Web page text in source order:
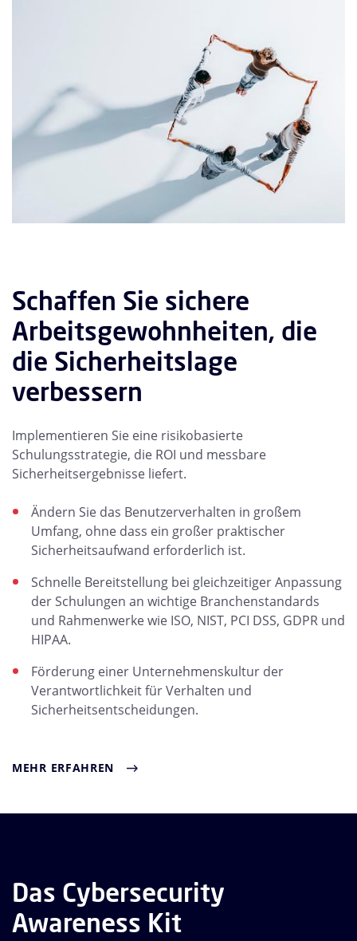
Schaffen Sie sichere
Arbeitsgewohnheiten, die
die Sicherheitslage
verbessern
Implementieren Sie eine risikobasierte
Schulungsstrategie, die ROI und messbare
Sicherheitsergebnisse liefert.
Ändern Sie das Benutzerverhalten in großem
Umfang, ohne dass ein großer praktischer
Sicherheitsaufwand erforderlich ist.
Schnelle Bereitstellung bei gleichzeitiger Anpassung
der Schulungen an wichtige Branchenstandards
und Rahmenwerke wie ISO, NIST, PCI DSS, GDPR und
HIPAA.
Förderung einer Unternehmenskultur der
Verantwortlichkeit für Verhalten und
Sicherheitsentscheidungen.
MEHR ERFAHREN
Das Cybersecurity
Awareness Kit